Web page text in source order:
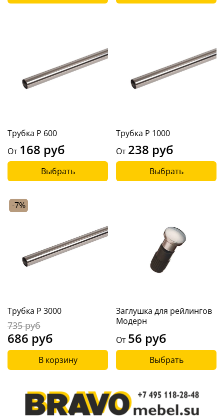
Трубка P 600
От 168 руб
Выбрать
Трубка P 1000
От 238 руб
Выбрать
-7%
Трубка P 3000
735 руб
686 руб
В корзину
Заглушка для рейлингов
Модерн
От 56 руб
Выбрать